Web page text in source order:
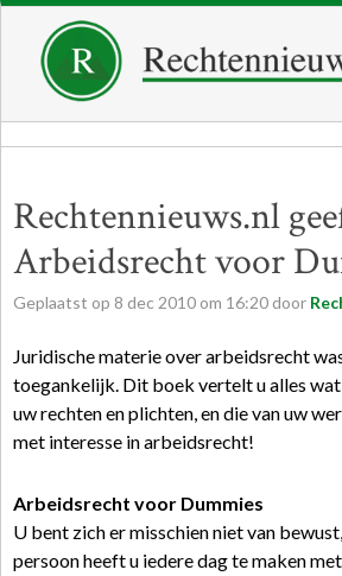
Rechtennieuws.nl
Arbeidsrecht voor
Geplaatst op 8 dec 2010 om 16:20 door
Juridische materie over arbeidsrecht
toegankelijk. Dit boek vertelt u alles
uw rechten en plichten, en die van uw
met interesse in arbeidsrecht!
Arbeidsrecht voor Dummies
U bent zich er misschien niet van
persoon heeft u iedere dag te maken